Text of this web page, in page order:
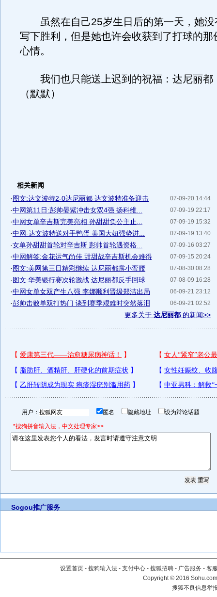
虽然在自己25岁生日后的第一天，她没
写下胜利，但是她也许会收获到了打球的那
心情。
我们也只能送上迟到的祝福：达尼丽都
（默默）
相关新闻
07-09-20 14:44
·图文:达文波特2-0达尼丽都 达文波特准备迎击
07-09-19 22:17
·中网第11日:彭帅晏紫冲击女双4强 扬科维...
07-09-19 15:32
·中网女单辛吉斯完美亮相 孙甜甜负公主止...
07-09-19 13:40
·中网-达文波特送对手鸭蛋 美国大妞强势进...
07-09-16 03:27
·女单孙甜甜首轮对辛吉斯 彭帅首轮遇资格...
07-09-15 20:24
·中网解签:金花运气尚佳 甜甜战辛吉斯机会难得
07-08-30 08:28
·图文:美网第三日精彩继续 达尼丽都露小蛮腰
07-08-09 16:28
·图文:华美银行赛次轮激战 达尼丽都反手回球
06-09-21 23:12
·中网女单女双产生八强 李娜顺利晋级郑洁出局
06-09-21 02:52
·彭帅击败单双打热门 谈到赛季艰难时突然落泪
更多关于 达尼丽都 的新闻>>
用户： 匿名 隐藏地址 设为辩论话题
*搜狗拼音输入法，中文处理专家>>
Sogou推广服务
设置首页 - 搜狗输入法 - 支付中心 - 搜狐招聘 - 广告服务 - 客
Copyright©2016
搜狐不良信息举